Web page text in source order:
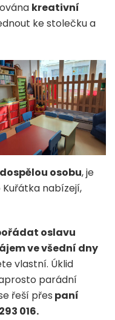
kreativní
ke stolečku a
osobu, je
nabízejí,
oslavu
ve všední dny
vlastní. Úklid
parádní
řeší přes paní
016.